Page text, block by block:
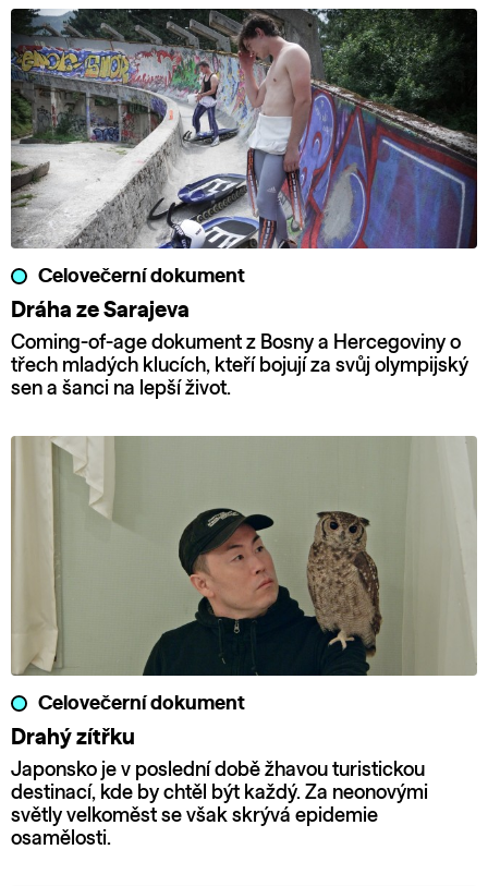
Celovečerní dokument
Dráha ze Sarajeva
Coming-of-age dokument z Bosny a Hercegoviny o
třech mladých klucích, kteří bojují za svůj olympijský
sen a šanci na lepší život.
Celovečerní dokument
Drahý zítřku
Japonsko je v poslední době žhavou turistickou
destinací, kde by chtěl být každý. Za neonovými
světly velkoměst se však skrývá epidemie
osamělosti.